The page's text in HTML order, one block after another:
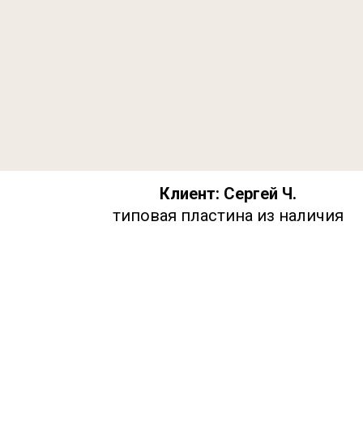
Клиент: Сергей Ч.
типовая пластина из наличия